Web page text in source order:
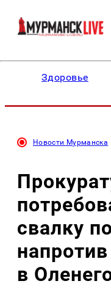
Здоровье
Новости Мурманска
свалку
в